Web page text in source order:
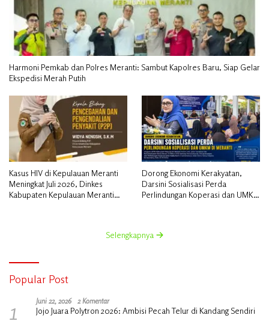
Harmoni Pemkab dan Polres Meranti: Sambut Kapolres Baru, Siap Gelar
Ekspedisi Merah Putih
Kasus HIV di Kepulauan Meranti
Meningkat Juli 2026, Dinkes
Kabupaten Kepulauan Meranti
Dorong Ekonomi Kerakyatan,
Darsini Sosialisasi Perda
Perlindungan Koperasi dan UMKM
Selengkapnya
Popular Post
1 Juni 22, 2026 2 Komentar
Jojo Juara Polytron 2026: Ambisi Pecah Telur di Kandang Sendiri